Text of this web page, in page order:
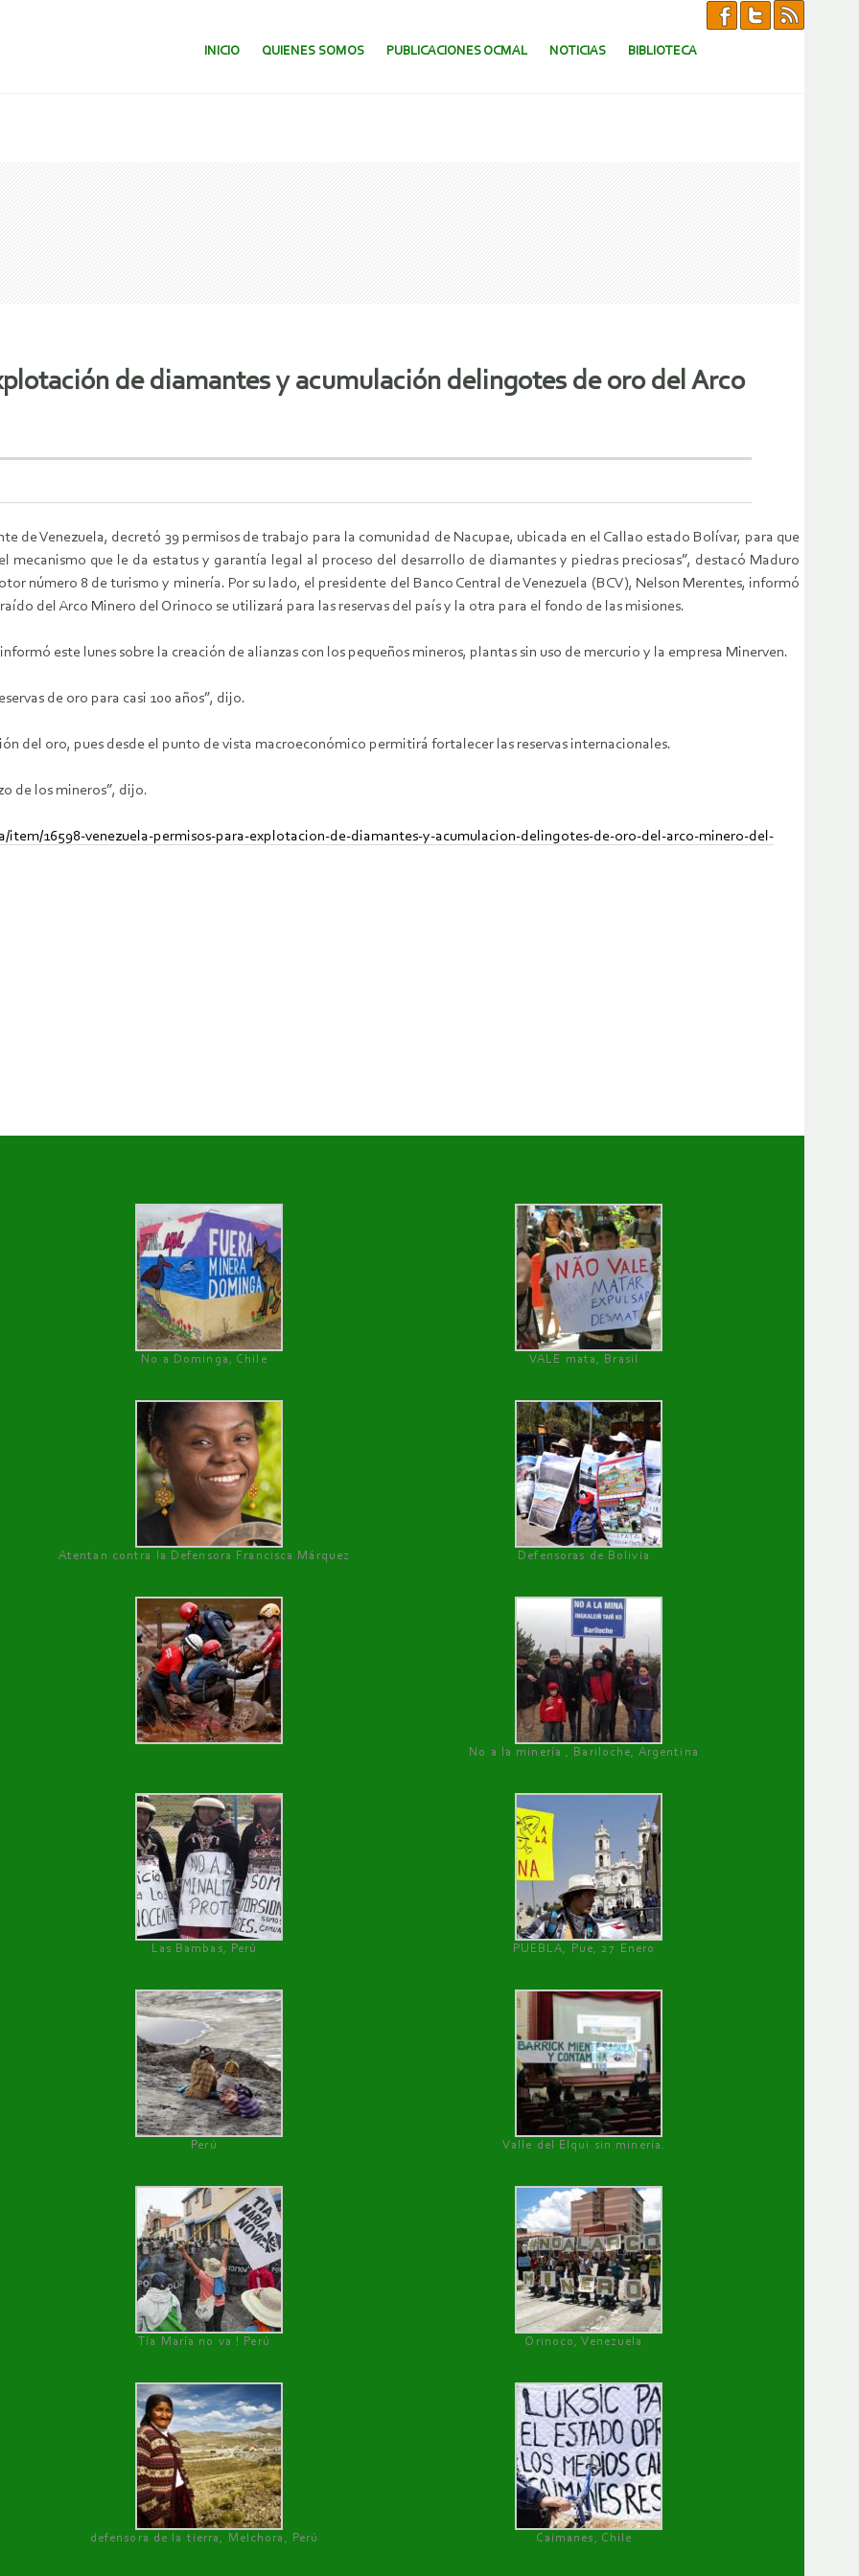
SALTAR AL CONTENIDO.
INICIO QUIENES SOMOS PUBLICACIONES OCMAL NOTICIAS BIBLIOTECA
de diamantes y acumulación delingotes de oro del Arco
de Venezuela, decretó 39 permisos de trabajo para la comunidad de Nacupae, ubicada en el Callao estado Bolívar, para que
mecanismo que le da estatus y garantía legal al proceso del desarrollo de diamantes y piedras preciosas”, destacó Maduro
número 8 de turismo y minería. Por su lado, el presidente del Banco Central de Venezuela (BCV), Nelson Merentes, informó
del Arco Minero del Orinoco se utilizará para las reservas del país y la otra para el fondo de las misiones.
este lunes sobre la creación de alianzas con los pequeños mineros, plantas sin uso de mercurio y la empresa Minerven.
de oro para casi 100 años”, dijo.
del oro, pues desde el punto de vista macroeconómico permitirá fortalecer las reservas internacionales.
de los mineros”, dijo.
16598-venezuela-permisos-para-explotacion-de-diamantes-y-acumulacion-delingotes-de-oro-del-arco-minero-del-
No a Dominga, Chile
VALE mata, Brasil
Atentan contra la Defensora Francisca Márquez Defensoras de Bolivia
No a la minería , Bariloche, Argentina
Las Bambas, Perú PUEBLA, Pue, 27 Enero
Perú Valle del Elqui sin minería.
Tía María no va ! Perú Orinoco, Venezuela
defensora de la tierra, Melchora, Perú Caimanes, Chile